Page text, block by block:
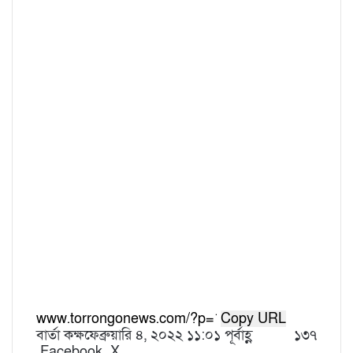
Copy URL
বার্তা কক্ষফেব্রুয়ারি ৪, ২০২২ ১১:০১ পূর্বাহ্ণ
১৩৭